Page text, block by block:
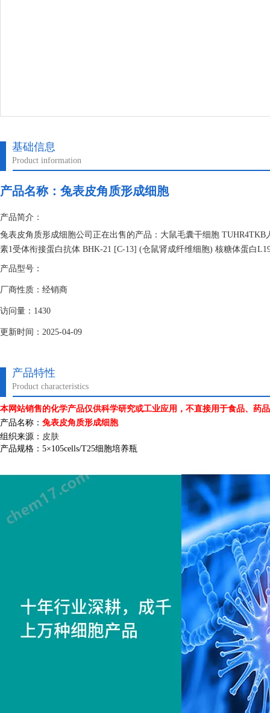
基础信息
Product information
产品名称： 兔表皮角质形成细胞
产品简介：
兔表皮角质形成细胞公司正在出售的产品：大鼠毛囊干细胞
素1受体衔接蛋白抗体 BHK-21 [C-13] (仓鼠肾成纤维细胞) 核糖体蛋白
产品型号：
厂商性质：经销商
访问量：1430
更新时间：2025-04-09
产品特性
Product characteristics
本网站销售的化学产品仅供科学研究或工业应用，不直接用于食品、药
产品名称： 兔表皮角质形成细胞
组织来源： 皮肤
产品规格： 5×105cells/T25细胞培养瓶